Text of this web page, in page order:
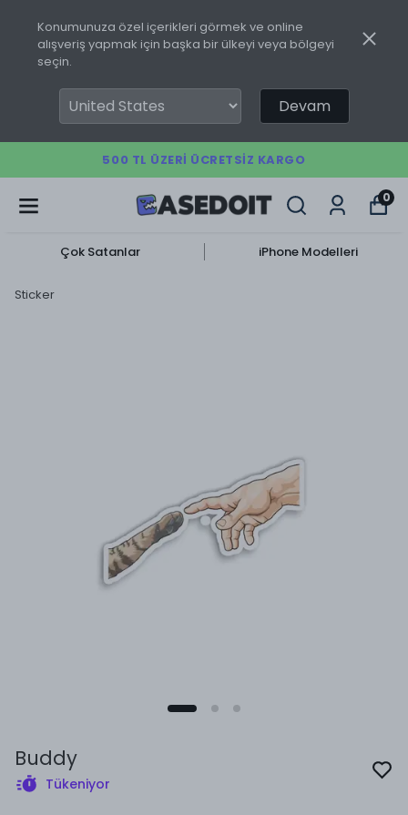
Konumunuza özel içerikleri görmek ve online
alışveriş yapmak için başka bir ülkeyi veya bölgeyi
seçin.
Devam
500 TL ÜZERI ÜCRETSIZ KARGO
0
Çok Satanlar iPhone Modelleri
Sticker
Buddy
Tükeniyor